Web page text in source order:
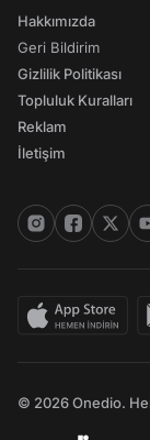
Hakkımızda
Geri Bildirim
Gizlilik Politikası
Topluluk Kuralları
Reklam
İletişim
© 2026 Onedio. Her